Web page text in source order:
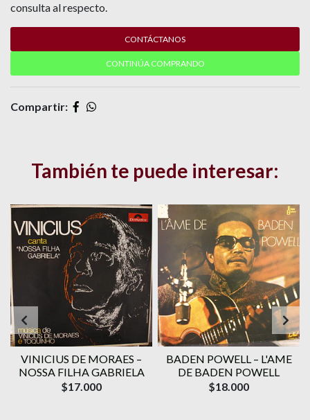
consulta al respecto.
CONTÁCTANOS
CONTINÚA COMPRANDO
Compartir:
También te puede interesar:
VINICIUS DE MORAES ‎–
NOSSA FILHA GABRIELA
$17.000
BADEN POWELL ‎– L'AME
DE BADEN POWELL
$18.000